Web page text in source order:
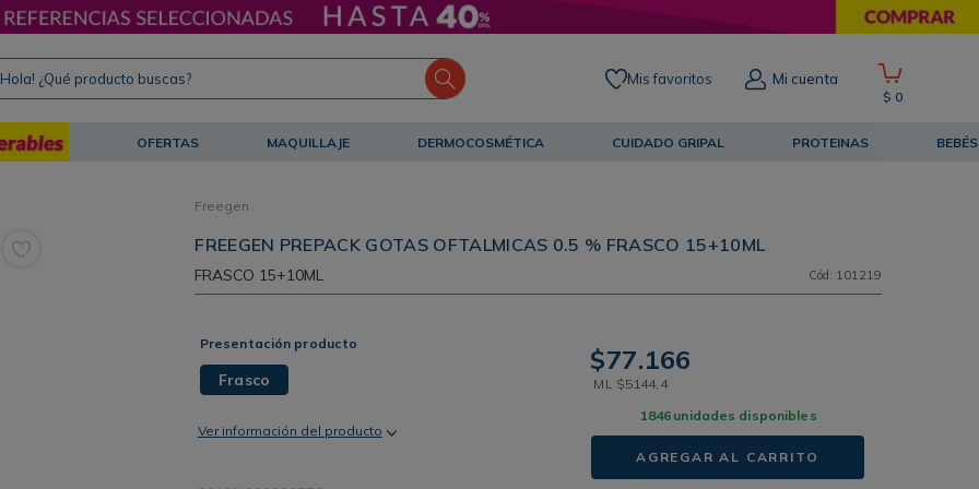
¿Qué producto buscas?
Mis favoritos Mi cuenta
$ 0
OFERTAS MAQUILLAJE DERMOCOSMÉTICA CUIDADO GRIPAL PROTEINAS BEBÉS
Freegen
FREEGEN PREPACK GOTAS OFTALMICAS 0.5 % FRASCO 15+10ML
FRASCO 15+10ML Cód: 101219
Presentación producto
Frasco
Ver información del producto
$77.166
ML $5144, 4
1846 unidades disponibles
AGREGAR AL CARRITO